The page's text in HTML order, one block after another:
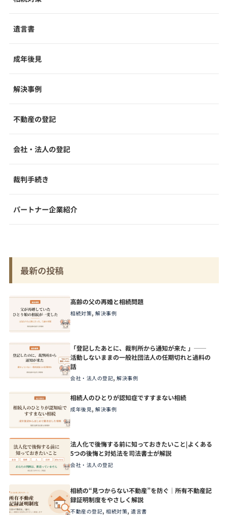
遺言書
成年後見
解決事例
不動産の登記
会社・法人の登記
裁判手続き
パートナー企業紹介
最新の投稿
高齢の父の再婚と相続問題
相続対策, 解決事例
「登記したあとに、裁判所から通知が来た 」──
活動しないままの一般社団法人の任期切れと過料の
話
会社・法人の登記, 解決事例
相続人のひとりが認知症ですすまない相続
成年後見, 解決事例
法人化で後悔する前に知っておきたいこと|よくある
5つの後悔と対処法を司法書士が解説
会社・法人の登記
相続の“見つからない不動産”を防ぐ｜所有不動産記
録証明制度をやさしく解説
不動産の登記, 相続対策, 遺言書